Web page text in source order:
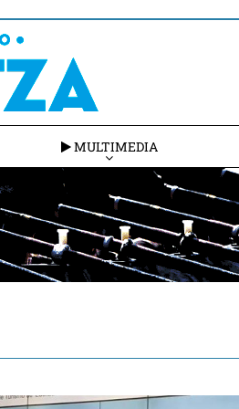
MULTIMEDIA